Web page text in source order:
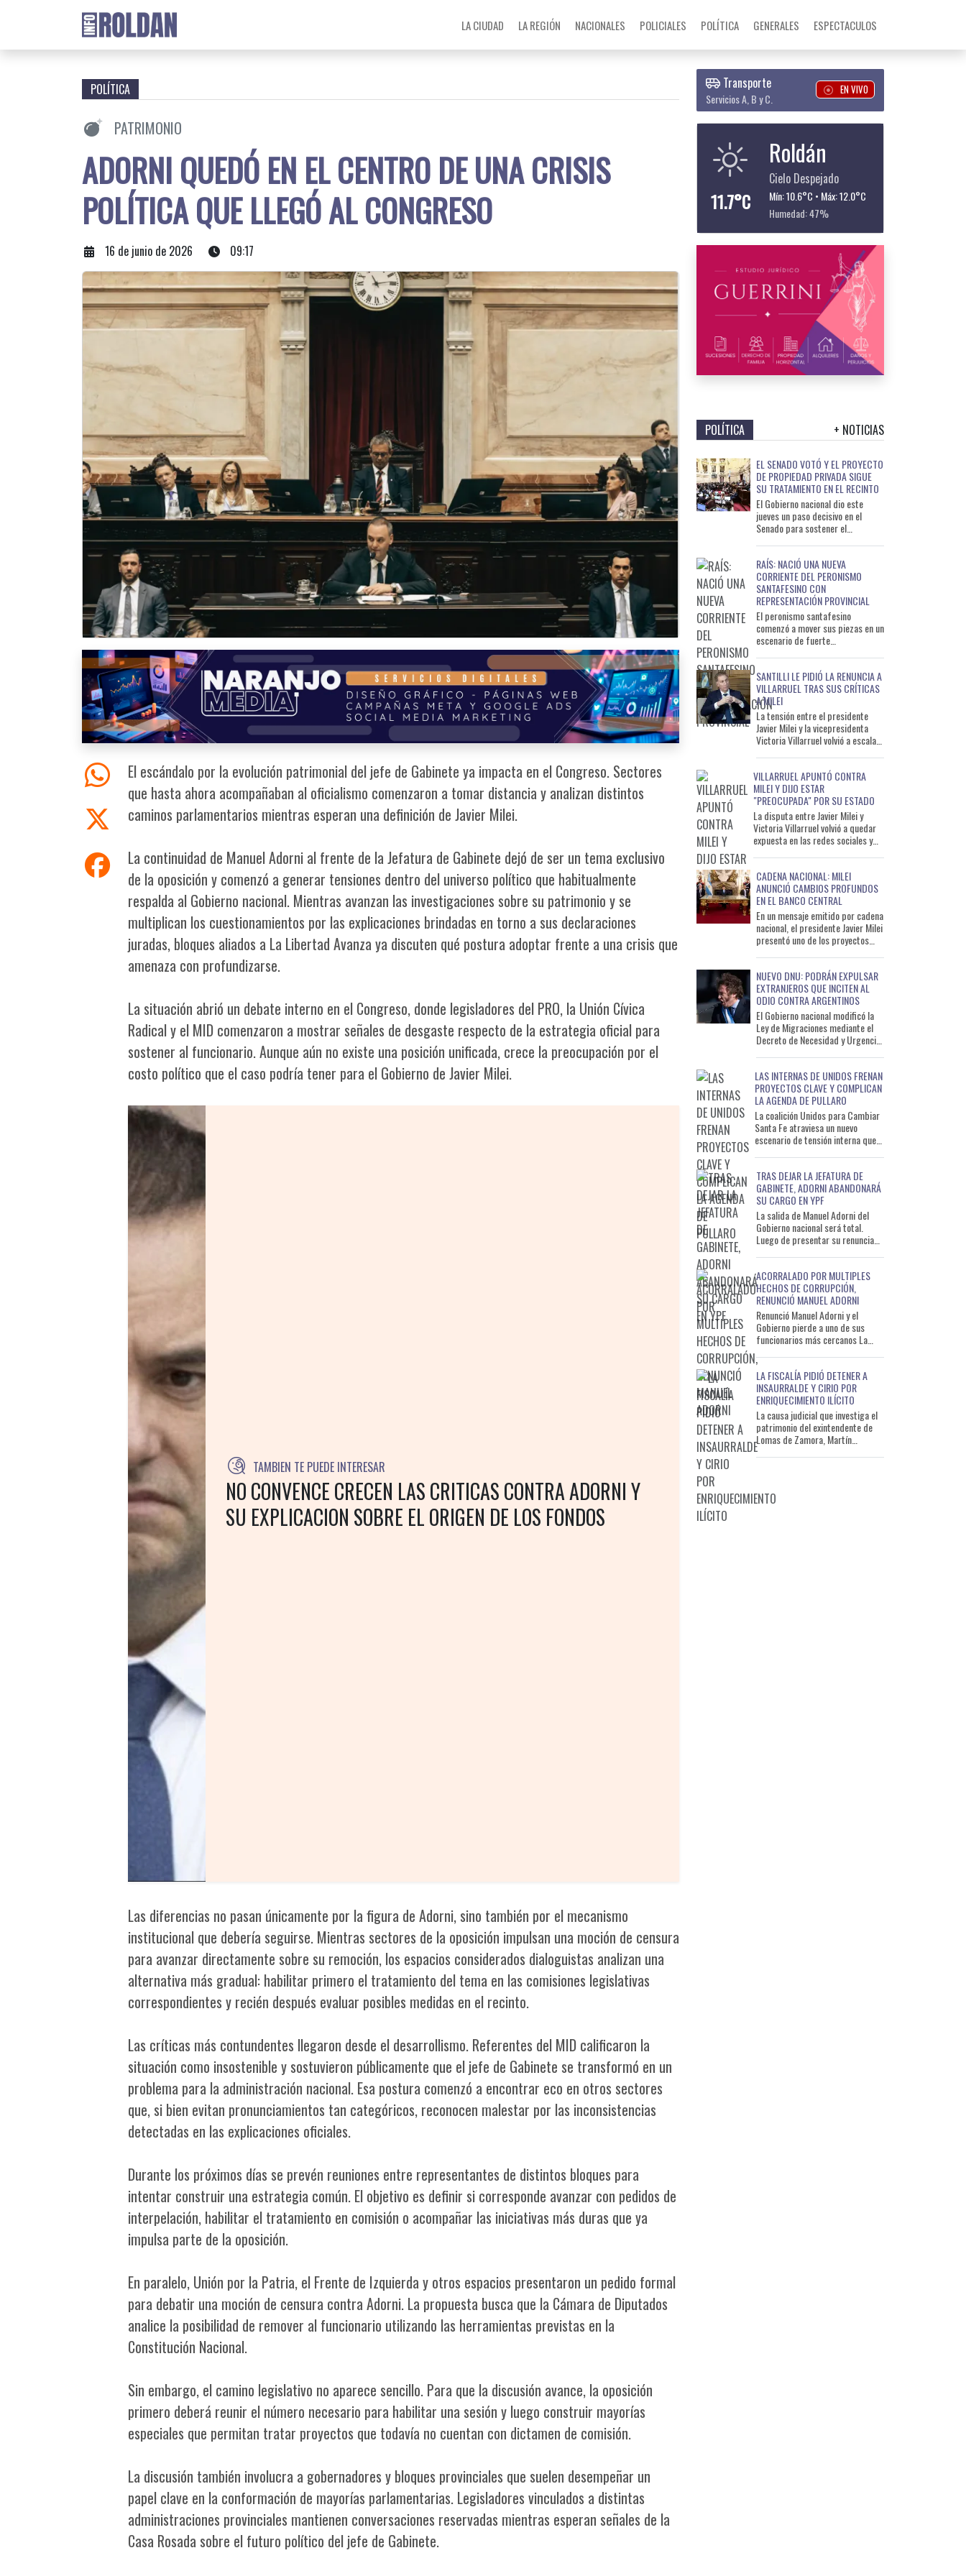
LA CIUDAD LA REGIÓN NACIONALES POLICIALES POLÍTICA GENERALES ESPECTACULOS
POLÍTICA
PATRIMONIO
ADORNI QUEDÓ EN EL CENTRO DE UNA CRISIS
POLÍTICA QUE LLEGÓ AL CONGRESO
16 de junio de 2026 09:17
El escándalo por la evolución patrimonial del jefe de Gabinete ya impacta en el Congreso. Sectores
que hasta ahora acompañaban al oficialismo comenzaron a tomar distancia y analizan distintos
caminos parlamentarios mientras esperan una definición de Javier Milei.
La continuidad de Manuel Adorni al frente de la Jefatura de Gabinete dejó de ser un tema exclusivo
de la oposición y comenzó a generar tensiones dentro del universo político que habitualmente
respalda al Gobierno nacional. Mientras avanzan las investigaciones sobre su patrimonio y se
multiplican los cuestionamientos por las explicaciones brindadas en torno a sus declaraciones
juradas, bloques aliados a La Libertad Avanza ya discuten qué postura adoptar frente a una crisis que
amenaza con profundizarse.
La situación abrió un debate interno en el Congreso, donde legisladores del PRO, la Unión Cívica
Radical y el MID comenzaron a mostrar señales de desgaste respecto de la estrategia oficial para
sostener al funcionario. Aunque aún no existe una posición unificada, crece la preocupación por el
costo político que el caso podría tener para el Gobierno de Javier Milei.
TAMBIEN TE PUEDE INTERESAR
NO CONVENCE CRECEN LAS CRITICAS CONTRA ADORNI Y
SU EXPLICACION SOBRE EL ORIGEN DE LOS FONDOS
Las diferencias no pasan únicamente por la figura de Adorni, sino también por el mecanismo
institucional que debería seguirse. Mientras sectores de la oposición impulsan una moción de censura
para avanzar directamente sobre su remoción, los espacios considerados dialoguistas analizan una
alternativa más gradual: habilitar primero el tratamiento del tema en las comisiones legislativas
correspondientes y recién después evaluar posibles medidas en el recinto.
Las críticas más contundentes llegaron desde el desarrollismo. Referentes del MID calificaron la
situación como insostenible y sostuvieron públicamente que el jefe de Gabinete se transformó en un
problema para la administración nacional. Esa postura comenzó a encontrar eco en otros sectores
que, si bien evitan pronunciamientos tan categóricos, reconocen malestar por las inconsistencias
detectadas en las explicaciones oficiales.
Durante los próximos días se prevén reuniones entre representantes de distintos bloques para
intentar construir una estrategia común. El objetivo es definir si corresponde avanzar con pedidos de
interpelación, habilitar el tratamiento en comisión o acompañar las iniciativas más duras que ya
impulsa parte de la oposición.
En paralelo, Unión por la Patria, el Frente de Izquierda y otros espacios presentaron un pedido formal
para debatir una moción de censura contra Adorni. La propuesta busca que la Cámara de Diputados
analice la posibilidad de remover al funcionario utilizando las herramientas previstas en la
Constitución Nacional.
Sin embargo, el camino legislativo no aparece sencillo. Para que la discusión avance, la oposición
primero deberá reunir el número necesario para habilitar una sesión y luego construir mayorías
especiales que permitan tratar proyectos que todavía no cuentan con dictamen de comisión.
La discusión también involucra a gobernadores y bloques provinciales que suelen desempeñar un
papel clave en la conformación de mayorías parlamentarias. Legisladores vinculados a distintas
administraciones provinciales mantienen conversaciones reservadas mientras esperan señales de la
Casa Rosada sobre el futuro político del jefe de Gabinete.
Transporte
Servicios A, B y C.
EN VIVO
11.7°C
Roldán
Cielo Despejado
Mín: 10.6°C • Máx: 12.0°C
Humedad: 47%
POLÍTICA + NOTICIAS
EL SENADO VOTÓ Y EL PROYECTO
DE PROPIEDAD PRIVADA SIGUE
SU TRATAMIENTO EN EL RECINTO
El Gobierno nacional dio este
jueves un paso decisivo en el
Senado para sostener el
Privada
RAÍS: NACIÓ UNA NUEVA
CORRIENTE DEL PERONISMO
SANTAFESINO CON
REPRESENTACIÓN PROVINCIAL
El peronismo santafesino
comenzó a mover sus piezas en un
escenario de fuerte
una
SANTILLI LE PIDIÓ LA RENUNCIA A
VILLARRUEL TRAS SUS CRÍTICAS
A MILEI
La tensión entre el presidente
Javier Milei y la vicepresidenta
Victoria Villarruel volvió a escalar
VILLARRUEL APUNTÓ CONTRA
MILEI Y DIJO ESTAR
"PREOCUPADA" POR SU ESTADO
La disputa entre Javier Milei y
Victoria Villarruel volvió a quedar
expuesta en las redes sociales y
CADENA NACIONAL: MILEI
ANUNCIÓ CAMBIOS PROFUNDOS
EN EL BANCO CENTRAL
En un mensaje emitido por cadena
nacional, el presidente Javier Milei
presentó uno de los proyectos
NUEVO DNU: PODRÁN EXPULSAR
EXTRANJEROS QUE INCITEN AL
ODIO CONTRA ARGENTINOS
El Gobierno nacional modificó la
Ley de Migraciones mediante el
Decreto de Necesidad y Urgencia
LAS INTERNAS DE UNIDOS FRENAN
PROYECTOS CLAVE Y COMPLICAN
LA AGENDA DE PULLARO
La coalición Unidos para Cambiar
Santa Fe atraviesa un nuevo
escenario de tensión interna que
TRAS DEJAR LA JEFATURA DE
GABINETE, ADORNI ABANDONARÁ
SU CARGO EN YPF
La salida de Manuel Adorni del
Gobierno nacional será total.
Luego de presentar su renuncia
ACORRALADO POR MULTIPLES
HECHOS DE CORRUPCIÓN,
RENUNCIÓ MANUEL ADORNI
Renunció Manuel Adorni y el
Gobierno pierde a uno de sus
funcionarios más cercanos La
Gobierno nacional tuvo est
LA FISCALÍA PIDIÓ DETENER A
INSAURRALDE Y CIRIO POR
ENRIQUECIMIENTO ILÍCITO
La causa judicial que investiga el
patrimonio del exintendente de
Lomas de Zamora, Martín
Insaurralde, dio un giro de alto